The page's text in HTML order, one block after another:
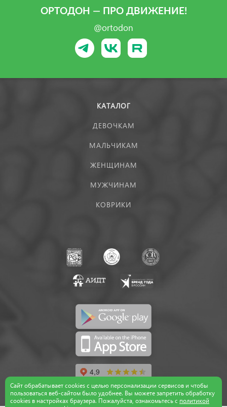
ОРТОДОН — ПРО ДВИЖЕНИЕ!
@ortodon
КАТАЛОГ
ДЕВОЧКАМ
МАЛЬЧИКАМ
ЖЕНЩИНАМ
МУЖЧИНАМ
КОВРИКИ
Сайт обрабатывает cookies с целью персонализации сервисов и чтобы
пользоваться веб-сайтом было удобнее. Вы можете запретить обработку
сookies в настройках браузера. Пожалуйста, ознакомьтесь с политикой